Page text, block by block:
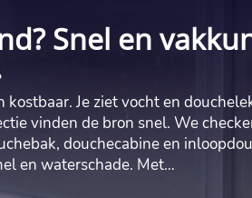
Snel en
Je ziet vocht en
vinden de bron snel. We
douchecabine en
en waterschade. Met…